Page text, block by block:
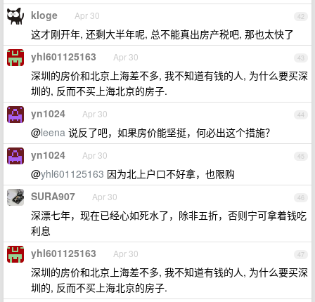
42
kloge Apr 30
这才刚开年, 还剩大半年呢, 总不能真出房产税吧, 那也太快了
43
yhl601125163 Apr 30
深圳的房价和北京上海差不多, 我不知道有钱的人, 为什么要买深
圳的, 反而不买上海北京的房子.
44
yn1024 Apr 30
@leena 说反了吧，如果房价能坚挺，何必出这个措施？
45
yn1024 Apr 30
@yhl601125163 因为北上户口不好拿，也限购
46
SURA907 Apr 30
深漂七年，现在已经心如死水了，除非五折，否则宁可拿着钱吃
利息
47
yhl601125163 Apr 30
深圳的房价和北京上海差不多, 我不知道有钱的人, 为什么要买深
圳的, 反而不买上海北京的房子.